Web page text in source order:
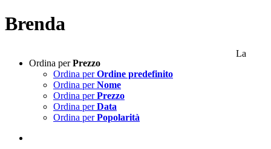
Brenda
Ordina perPrezzo
Ordina perOrdine predefinito
Ordina perNome
Ordina perPrezzo
Ordina perData
Ordina perPopolarità
La